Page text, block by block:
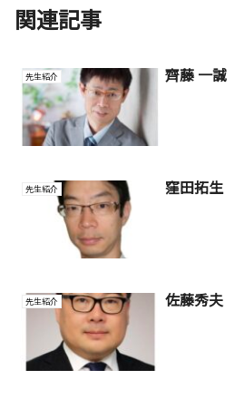
関連記事
先生紹介 齊藤 一誠
先生紹介 窪田拓生
先生紹介 佐藤秀夫